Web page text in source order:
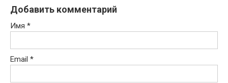
Добавить комментарий
Имя *
Email *